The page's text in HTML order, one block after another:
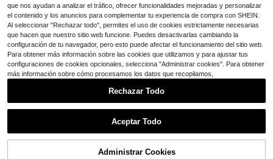
Ahorro de $7.75
VPOAJ Multiplicador de hidra
bida con electrolitos en polvo | Prác
6 Local VPOAJ Suplemento de desint
oxicación cetogénica Desintoxicaci
ón y limpieza natural
400+ vendidos
1
que nos ayudan a analizar el tráfico, ofrecer funcionalidades mejoradas y personalizar
el contenido y los anuncios para complementar tu experiencia de compra con SHEIN.
Al seleccionar "Rechazar todo", permites el uso de cookies estrictamente necesarias
que hacen que nuestro sitio web funcione. Puedes desactivarlas cambiando la
configuración de tu navegador, pero esto puede afectar el funcionamiento del sitio web.
Para obtener más información sobre las cookies que utilizamos y para ajustar tus
configuraciones de cookies opcionales, selecciona "Administrar cookies". Para obtener
más información sobre cómo procesamos los datos que recopilamos,
Rechazar Todo
Aceptar Todo
Administrar Cookies